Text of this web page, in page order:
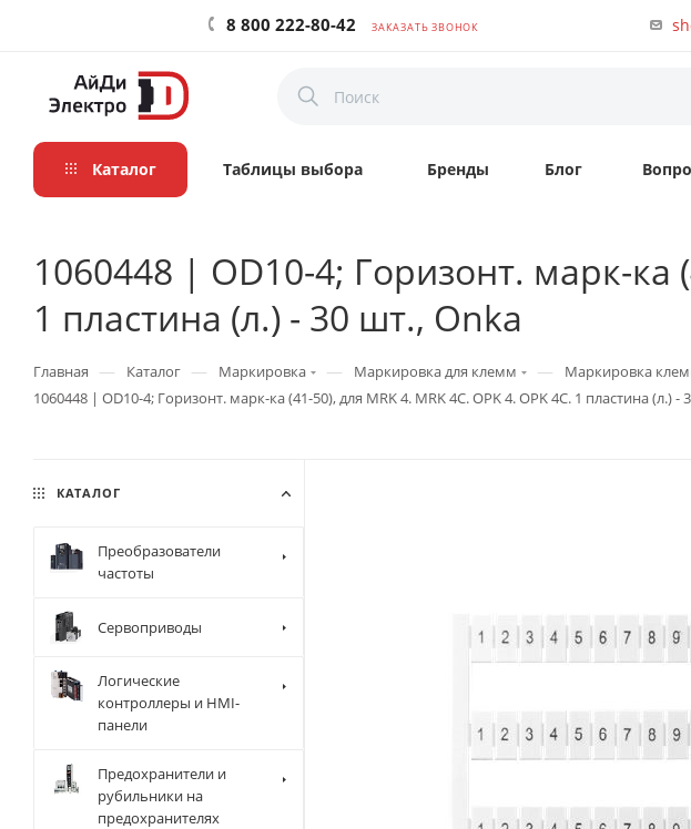
8 800 222-80-42 ЗАКАЗАТЬ ЗВОНОК
Каталог Таблицы выбора Бренды Блог
1060448 | OD10-4; Горизонт. марк-ка
1 пластина (л.) - 30 шт., Onka
Главная — Каталог — Маркировка — Маркировка для клемм — Маркировка
1060448 | OD10-4; Горизонт. марк-ка (41-50), для MRK 4. MRK 4C. OPK 4. OPK 4C. 1 пластина (л.) -
КАТАЛОГ
Преобразователи
частоты
Сервоприводы
Логические
контроллеры и HMI-
панели
Предохранители и
рубильники на
предохранителях